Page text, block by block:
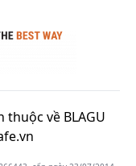
thuộc về BLAGU